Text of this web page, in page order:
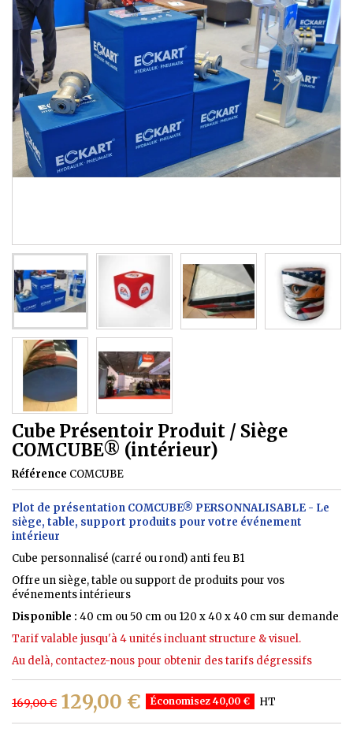
Cube Présentoir Produit / Siège
COMCUBE® (intérieur)
Référence COMCUBE
Plot de présentation COMCUBE® PERSONNALISABLE - Le
siège, table, support produits pour votre événement
intérieur
Cube personnalisé (carré ou rond) anti feu B1
Offre un siège, table ou support de produits pour vos
événements intérieurs
Disponible : 40 cm ou 50 cm ou 120 x 40 x 40 cm sur demande
Tarif valable jusqu'à 4 unités incluant structure & visuel.
Au delà, contactez-nous pour obtenir des tarifs dégressifs
169,00 € 129,00 € Économisez 40,00 € HT